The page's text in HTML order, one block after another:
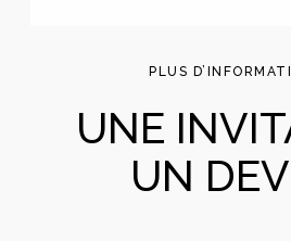
PLUS
UNE
UN